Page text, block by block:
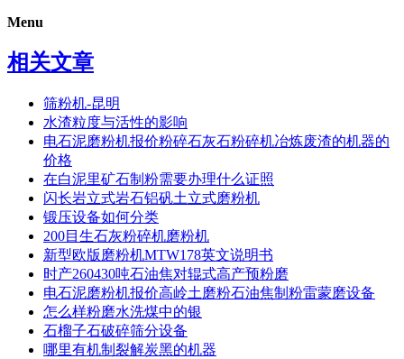
Menu
相关文章
筛粉机-昆明
水渣粒度与活性的影响
电石泥磨粉机报价粉碎石灰石粉碎机冶炼废渣的机器的
价格
在白泥里矿石制粉需要办理什么证照
闪长岩立式岩石铝矾土立式磨粉机
锻压设备如何分类
200目生石灰粉碎机磨粉机
新型欧版磨粉机MTW178英文说明书
时产260430吨石油焦对辊式高产预粉磨
电石泥磨粉机报价高岭土磨粉石油焦制粉雷蒙磨设备
怎么样粉磨水洗煤中的银
石榴子石破碎筛分设备
哪里有机制裂解炭黑的机器